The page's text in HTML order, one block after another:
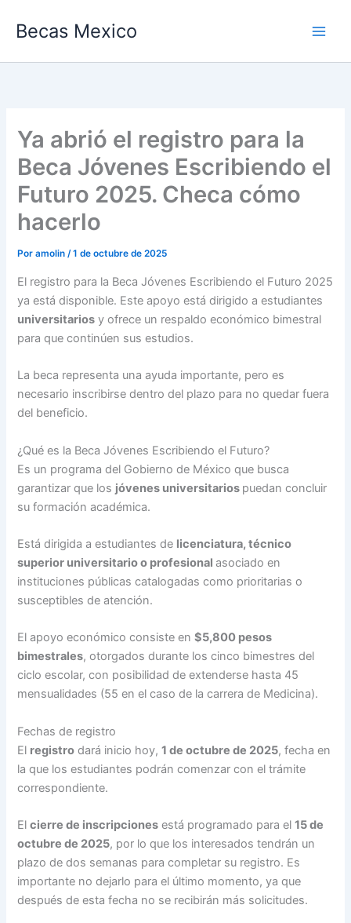
Becas Mexico
Ya abrió el registro para la
Beca Jóvenes Escribiendo el
Futuro 2025. Checa cómo
hacerlo
Poramolin/1 de octubre de 2025
El registro para la Beca Jóvenes Escribiendo el Futuro 2025
ya está disponible. Este apoyo está dirigido a estudiantes
universitarios y ofrece un respaldo económico bimestral
para que continúen sus estudios.
La beca representa una ayuda importante, pero es
necesario inscribirse dentro del plazo para no quedar fuera
del beneficio.
¿Qué es la Beca Jóvenes Escribiendo el Futuro?
Es un programa del Gobierno de México que busca
garantizar que los jóvenes universitarios puedan concluir
su formación académica.
Está dirigida a estudiantes de licenciatura, técnico
superior universitario o profesionalasociado en
instituciones públicas catalogadas como prioritarias o
susceptibles de atención.
El apoyo económico consiste en$5,800 pesos
bimestrales, otorgados durante los cinco bimestres del
ciclo escolar, con posibilidad de extenderse hasta 45
mensualidades (55 en el caso de la carrera de Medicina).
Fechas de registro
El registro dará inicio hoy,1 de octubre de 2025, fecha en
la que los estudiantes podrán comenzar con el trámite
correspondiente.
Elcierre de inscripciones está programado para el15 de
octubre de 2025, por lo que los interesados tendrán un
plazo de dos semanas para completar su registro. Es
importante no dejarlo para el último momento, ya que
después de esta fecha no se recibirán más solicitudes.